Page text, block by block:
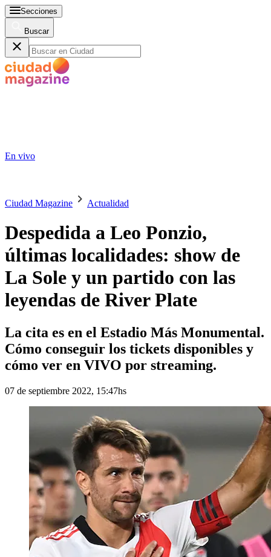
Secciones
Buscar
En vivo
Ciudad Magazine Actualidad
Despedida a Leo Ponzio,
últimas localidades: show de
La Sole y un partido con las
leyendas de River Plate
La cita es en el Estadio Más Monumental.
Cómo conseguir los tickets disponibles y
cómo ver en VIVO por streaming.
07 de septiembre 2022, 15:47hs